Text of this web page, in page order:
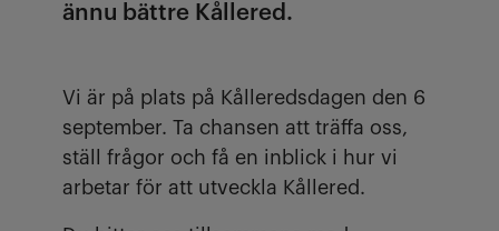
ännu bättre Kållered.
Vi är på plats på Kålleredsdagen den 6
september. Ta chansen att träffa oss,
ställ frågor och få en inblick i hur vi
arbetar för att utveckla Kållered.